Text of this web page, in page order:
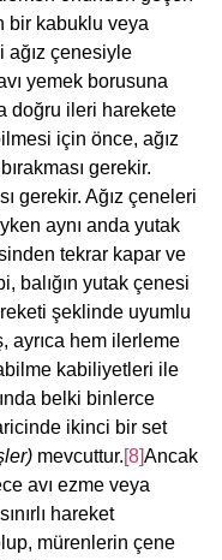
bir kabuklu veya
ağız çenesiyle
yemek borusuna
doğru ileri harekete
için önce, ağız
gerekir.
gerekir. Ağız çeneleri
aynı anda yutak
tekrar kapar ve
balığın yutak çenesi
şeklinde uyumlu
ayrıca hem ilerleme
kabiliyetleri ile
belki binlerce
ikinci bir set
mevcuttur.[8]Ancak
avı ezme veya
hareket
mürenlerin çene